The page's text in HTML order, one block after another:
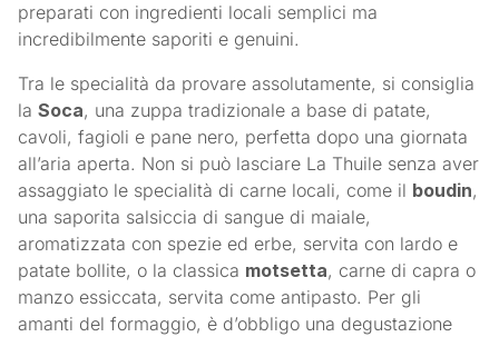
preparati con ingredienti locali semplici ma
incredibilmente saporiti e genuini.
Tra le specialità da provare assolutamente, si consiglia
laSoca, una zuppa tradizionale a base di patate,
cavoli, fagioli e pane nero, perfetta dopo una giornata
all’aria aperta. Non si può lasciare La Thuile senza aver
assaggiato le specialità di carne locali, come il boudin,
una saporita salsiccia di sangue di maiale,
aromatizzata con spezie ed erbe, servita con lardo e
patate bollite, o la classica motsetta, carne di capra o
manzo essiccata, servita come antipasto. Per gli
amanti del formaggio, è d’obbligo una degustazione